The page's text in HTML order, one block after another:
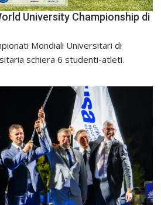
University Championship di
Mondiali Universitari di
schiera 6 studenti-atleti.